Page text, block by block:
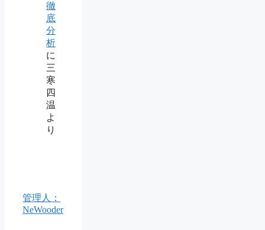
徹
底
分
析
に
三
寒
四
温
よ
り
管理人：
NeWooder